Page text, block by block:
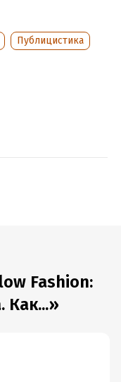
Inc." запрещена
Публицистика
Fashion:
Как...»